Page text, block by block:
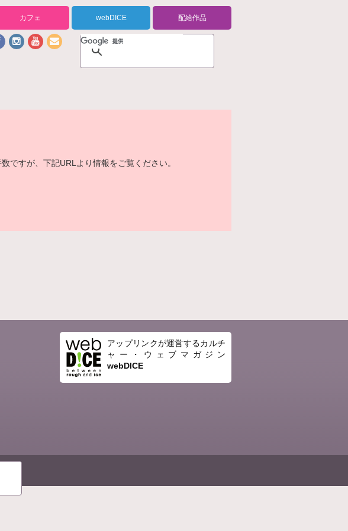
カフェ webDICE 配給作品
ですが、下記URLより情報をご覧ください。
アップリンクが運営するカルチ
ャー・ウェブマガジン
webDICE